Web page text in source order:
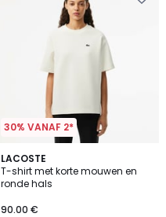
30% VANAF 2*
LACOSTE
T-shirt met korte mouwen en
ronde hals
90.00 €